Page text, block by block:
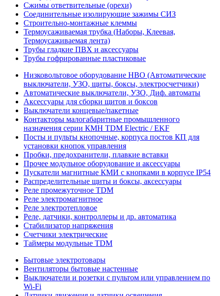
Сжимы ответвительные (орехи)
Соединительные изолирующие зажимы СИЗ
Строительно-монтажные клеммы
Термоусаживаемая трубка (Наборы, Клеевая,
Термоусаживаемая лента)
Трубы гладкие ПВХ и аксессуары
Трубы гофрированные пластиковые
Низковольтовое оборудование НВО (Автоматические
выключатели, УЗО, щиты, боксы, электросчетчики)
Автоматические выключатели, УЗО, Диф. автоматы
Аксессуары для сборки щитов и боксов
Выключатели концевые/пакетные
Контакторы малогабаритные промышленного
назначения серии КМН TDM Electric / EKF
Посты и пульты кнопочные, корпуса постов КП для
установки кнопок управления
Пробки, предохранители, плавкие вставки
Прочее модульное оборудование и аксессуары
Пускатели магнитные КМИ с кнопками в корпусе IP54
Распределительные щиты и боксы, аксессуары
Реле промежуточное TDM
Реле электромагнитное
Реле электротепловое
Реле, датчики, контроллеры и др. автоматика
Стабилизатор напряжения
Счетчики электрические
Таймеры модульные TDM
Бытовые электротовары
Вентиляторы бытовые настенные
Выключатели и розетки с пультом или управлением по
Wi-Fi